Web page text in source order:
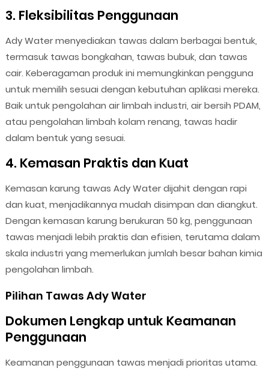
3. Fleksibilitas Penggunaan
Ady Water menyediakan tawas dalam berbagai bentuk,
termasuk tawas bongkahan, tawas bubuk, dan tawas
cair. Keberagaman produk ini memungkinkan pengguna
untuk memilih sesuai dengan kebutuhan aplikasi mereka.
Baik untuk pengolahan air limbah industri, air bersih PDAM,
atau pengolahan limbah kolam renang, tawas hadir
dalam bentuk yang sesuai.
4. Kemasan Praktis dan Kuat
Kemasan karung tawas Ady Water dijahit dengan rapi
dan kuat, menjadikannya mudah disimpan dan diangkut.
Dengan kemasan karung berukuran 50 kg, penggunaan
tawas menjadi lebih praktis dan efisien, terutama dalam
skala industri yang memerlukan jumlah besar bahan kimia
pengolahan limbah.
Pilihan Tawas Ady Water
Dokumen Lengkap untuk Keamanan
Penggunaan
Keamanan penggunaan tawas menjadi prioritas utama.